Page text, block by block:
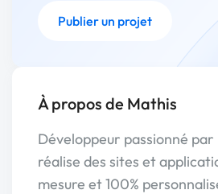
Publier un projet
À propos de Mathis
Développeur passionné par
réalise des sites et
mesure et 100%